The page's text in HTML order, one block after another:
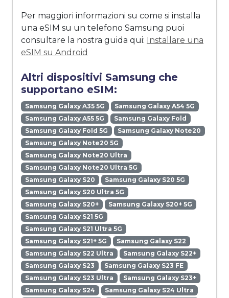
Per maggiori informazioni su come si installa
una eSIM su un telefono Samsung puoi
consultare la nostra guida qui: Installare una
eSIM su Android
Altri dispositivi Samsung che
supportano eSIM:
Samsung Galaxy A35 5G
Samsung Galaxy A54 5G
Samsung Galaxy A55 5G
Samsung Galaxy Fold
Samsung Galaxy Fold 5G
Samsung Galaxy Note20
Samsung Galaxy Note20 5G
Samsung Galaxy Note20 Ultra
Samsung Galaxy Note20 Ultra 5G
Samsung Galaxy S20
Samsung Galaxy S20 5G
Samsung Galaxy S20 Ultra 5G
Samsung Galaxy S20+
Samsung Galaxy S20+ 5G
Samsung Galaxy S21 5G
Samsung Galaxy S21 Ultra 5G
Samsung Galaxy S21+ 5G
Samsung Galaxy S22
Samsung Galaxy S22 Ultra
Samsung Galaxy S22+
Samsung Galaxy S23
Samsung Galaxy S23 FE
Samsung Galaxy S23 Ultra
Samsung Galaxy S23+
Samsung Galaxy S24
Samsung Galaxy S24 Ultra